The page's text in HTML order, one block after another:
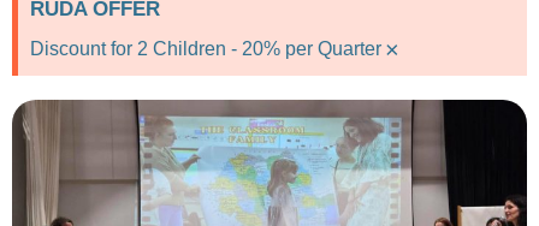
RUDA OFFER
Discount for 2 Children - 20% per Quarter ×